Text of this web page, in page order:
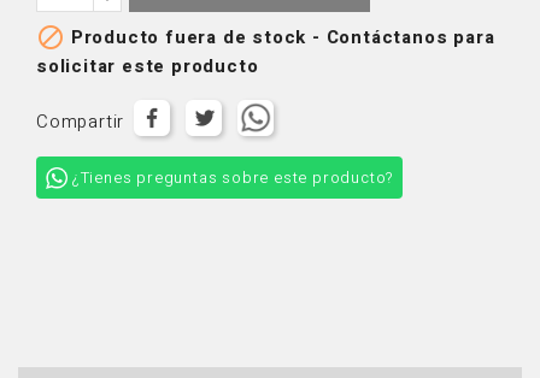
 Producto fuera de stock - Contáctanos para
solicitar este producto
Compartir
¿Tienes preguntas sobre este producto?